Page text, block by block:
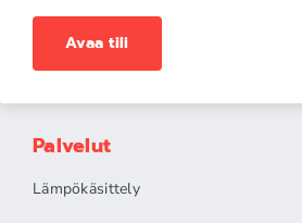
Avaa tili
Palvelut
Lämpökäsittely